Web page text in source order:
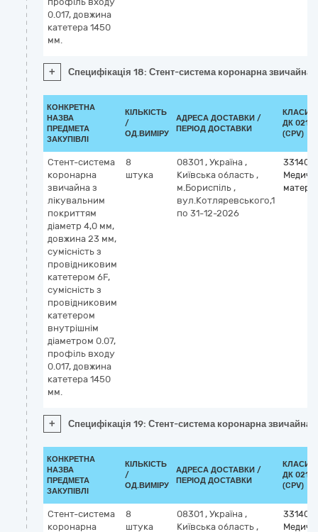
0.017, довжина
катетера 1450
мм.
+ Специфікація 18: Стент-система коронарна
КОНКРЕТНА
НАЗВА
ПРЕДМЕТА
ЗАКУПІВЛІ
КІЛЬКІСТЬ
/
ОД.ВИМІРУ
АДРЕСА ДОСТАВКИ /
ПЕРІОД ДОСТАВКИ
ДК
(CPV)
Стент-система
коронарна
звичайна з
лікувальним
покриттям
діаметр 4,0 мм,
довжина 23 мм,
сумісність з
провідниковим
катетером 6F,
сумісність з
провідниковим
катетером
внутрішнім
діаметром 0.07,
профіль входу
0.017, довжина
катетера 1450
мм.
8
штука
08301 , Україна ,
Київська область ,
м.Бориспіль ,
вул.Котляревського,1
по 31-12-2026
Медичні
+ Специфікація 19: Стент-система коронарна
КОНКРЕТНА
НАЗВА
ПРЕДМЕТА
ЗАКУПІВЛІ
КІЛЬКІСТЬ
/
ОД.ВИМІРУ
АДРЕСА ДОСТАВКИ /
ПЕРІОД ДОСТАВКИ
ДК
(CPV)
Стент-система
коронарна
8
штука
08301 , Україна ,
Київська область ,
Медичні